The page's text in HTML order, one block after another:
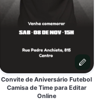
Convite de Aniversário Futebol
Camisa de Time para Editar
Online